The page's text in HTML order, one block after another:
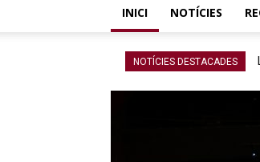
INICI NOTÍCIES
NOTÍCIES DESTACADES